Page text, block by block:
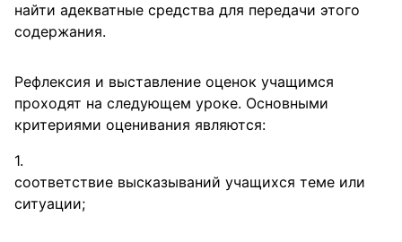
найти адекватные средства для передачи этого
содержания.
Рефлексия и выставление оценок учащимся
проходят на следующем уроке. Основными
критериями оценивания являются:
соответствие высказываний учащихся теме или
ситуации;